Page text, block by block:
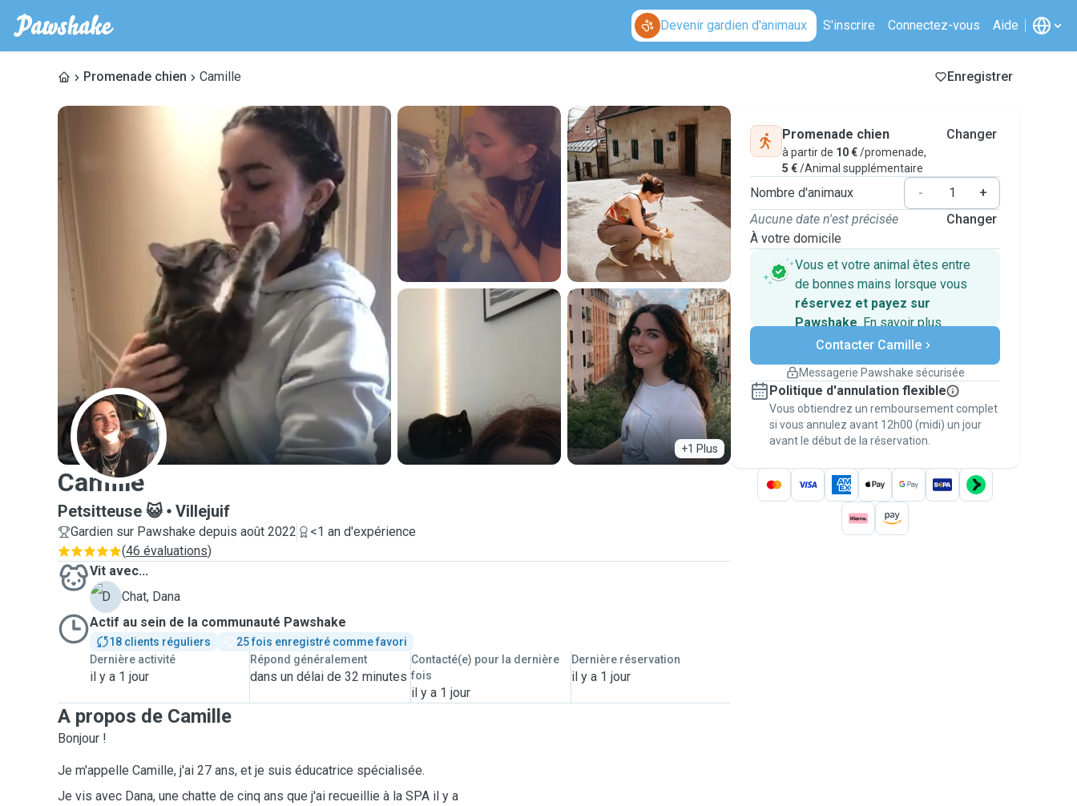
Devenir gardien d'animaux S'inscrire Connectez-vous Aide
Promenade chien Camille Enregistrer
+1 Plus
C
Camille
Petsitteuse 😺 Villejuif
Gardien sur Pawshake depuis août 2022
<1 an d'expérience
(46 évaluations)
Vit avec...
D
Chat, Dana
Actif au sein de la communauté Pawshake
18 clients réguliers
25 fois enregistré comme favori
Dernière activité
il y a 1 jour
Répond généralement
dans un délai de 32 minutes
Contacté(e) pour la dernière
fois
il y a 1 jour
Dernière réservation
il y a 1 jour
A propos de Camille
Bonjour !
Je m'appelle Camille, j'ai 27 ans, et je suis éducatrice spécialisée.
Je vis avec Dana, une chatte de cinq ans que j'ai recueillie à la SPA il y a
Promenade chien
à partir de 10 €/promenade,
5 €/Animal supplémentaire
Changer
Nombre d'animaux -
+
Aucune date n'est précisée
À votre domicile
Changer
Vous et votre animal êtes entre
de bonnes mains lorsque vous
réservez et payez sur
Pawshake. En savoir plus
Paiements sécurisés
Assistance en cas de
Réservations couvertes par
nos garanties
Gardez tout sur Pawshake (du premier
message au paiement) pour bénéficier de la
Garantie Pawshake.
Contacter Camille
Messagerie Pawshake sécurisée
Politique d'annulation flexible
Vous obtiendrez un remboursement complet
si vous annulez avant 12h00 (midi) un jour
avant le début de la réservation.